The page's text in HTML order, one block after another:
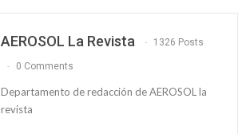
AEROSOL La Revista 1326 Posts
0 Comments
Departamento de redacción de AEROSOL la
revista